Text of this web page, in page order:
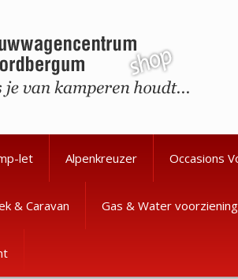
let Alpenkreuzer Occasions
& Caravan Gas & Water